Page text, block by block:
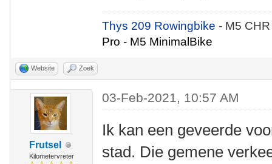
Thys 209 Rowingbike- M5
Pro - M5 MinimalBike
Website Zoek
Frutsel
Kilometervreter
03-Feb-2021, 10:57 AM
Ik kan een geveerde
stad. Die gemene